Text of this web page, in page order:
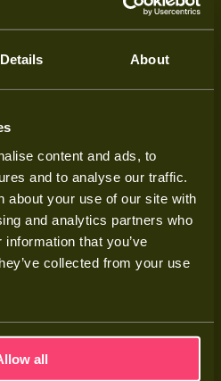
Details About
content and ads, to
and to analyse our traffic.
about your use of our site with
and analytics partners who
that you’ve
collected from your use
all
€5.900